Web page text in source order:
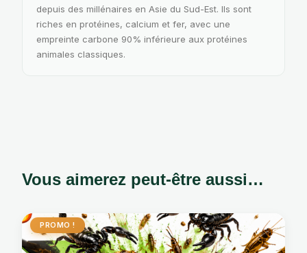
depuis des millénaires en Asie du Sud-Est. Ils sont
riches en protéines, calcium et fer, avec une
empreinte carbone 90% inférieure aux protéines
animales classiques.
Vous aimerez peut-être aussi…
PROMO !